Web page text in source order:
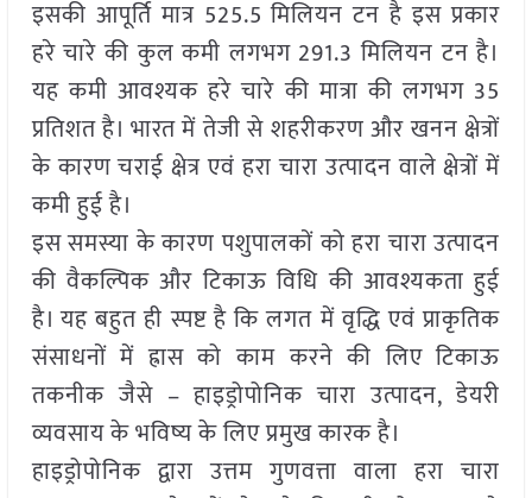
इसकी आपूर्ति मात्र 525.5 मिलियन टन है इस प्रकार
हरे चारे की कुल कमी लगभग 291.3 मिलियन टन है।
यह कमी आवश्यक हरे चारे की मात्रा की लगभग 35
प्रतिशत है। भारत में तेजी से शहरीकरण और खनन क्षेत्रों
के कारण चराई क्षेत्र एवं हरा चारा उत्पादन वाले क्षेत्रों में
कमी हुई है।
इस समस्या के कारण पशुपालकों को हरा चारा उत्पादन
की वैकल्पिक और टिकाऊ विधि की आवश्यकता हुई
है। यह बहुत ही स्पष्ट है कि लगत में वृद्धि एवं प्राकृतिक
संसाधनों में ह्रास को काम करने की लिए टिकाऊ
तकनीक जैसे – हाइड्रोपोनिक चारा उत्पादन, डेयरी
व्यवसाय के भविष्य के लिए प्रमुख कारक है।
हाइड्रोपोनिक द्वारा उत्तम गुणवत्ता वाला हरा चारा